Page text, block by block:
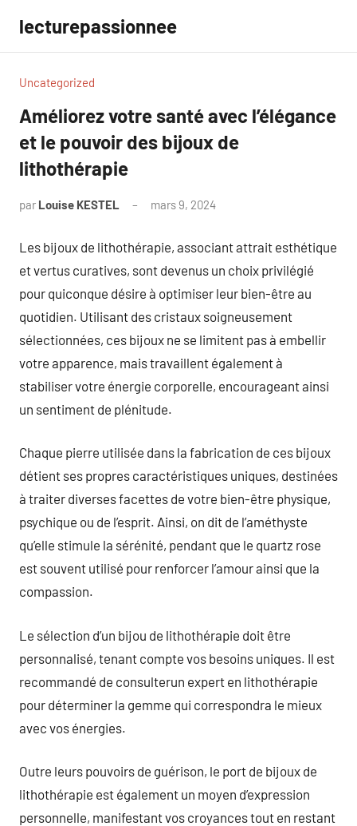
contenu
lecturepassionnee
Uncategorized
Améliorez votre santé avec l’élégance
et le pouvoir des bijoux de
lithothérapie
par Louise KESTEL mars 9, 2024
Les bijoux de lithothérapie, associant attrait esthétique
et vertus curatives, sont devenus un choix privilégié
pour quiconque désire à optimiser leur bien-être au
quotidien. Utilisant des cristaux soigneusement
sélectionnées, ces bijoux ne se limitent pas à embellir
votre apparence, mais travaillent également à
stabiliser votre énergie corporelle, encourageant ainsi
un sentiment de plénitude.
Chaque pierre utilisée dans la fabrication de ces bijoux
détient ses propres caractéristiques uniques, destinées
à traiter diverses facettes de votre bien-être physique,
psychique ou de l’esprit. Ainsi, on dit de l’améthyste
qu’elle stimule la sérénité, pendant que le quartz rose
est souvent utilisé pour renforcer l’amour ainsi que la
compassion.
Le sélection d’un bijou de lithothérapie doit être
personnalisé, tenant compte vos besoins uniques. Il est
recommandé de consulterun expert en lithothérapie
pour déterminer la gemme qui correspondra le mieux
avec vos énergies.
Outre leurs pouvoirs de guérison, le port de bijoux de
lithothérapie est également un moyen d’expression
personnelle, manifestant vos croyances tout en restant